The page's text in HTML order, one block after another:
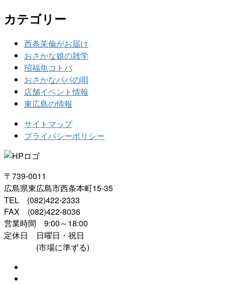
カテゴリー
西条茉倫がお届け
おさかな娘の雑学
招福魚コトバ
おさかなパパの唄
店舗イベント情報
東広島の情報
サイトマップ
プライバシーポリシー
〒739-0011
広島県東広島市西条本町15-35
TEL (082)422-2333
FAX (082)422-8036
営業時間 9:00～18:00
定休日 日曜日・祝日
(市場に準ずる)